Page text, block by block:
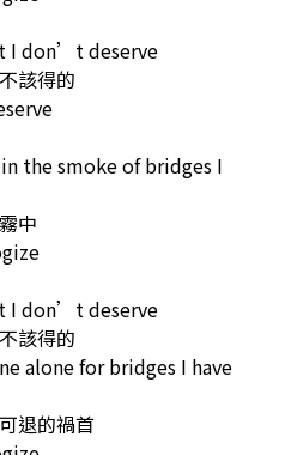
I don’t deserve
該得的
the smoke of bridges I
中
I don’t deserve
該得的
alone for bridges I have
退的禍首